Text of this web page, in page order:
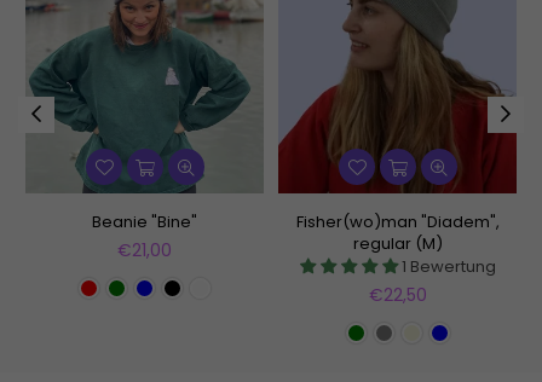
Beanie "Bine"
Normaler
€21,00
Fisher(wo)man "Diadem",
regular (M)
1 Bewertung
Normaler
€22,50